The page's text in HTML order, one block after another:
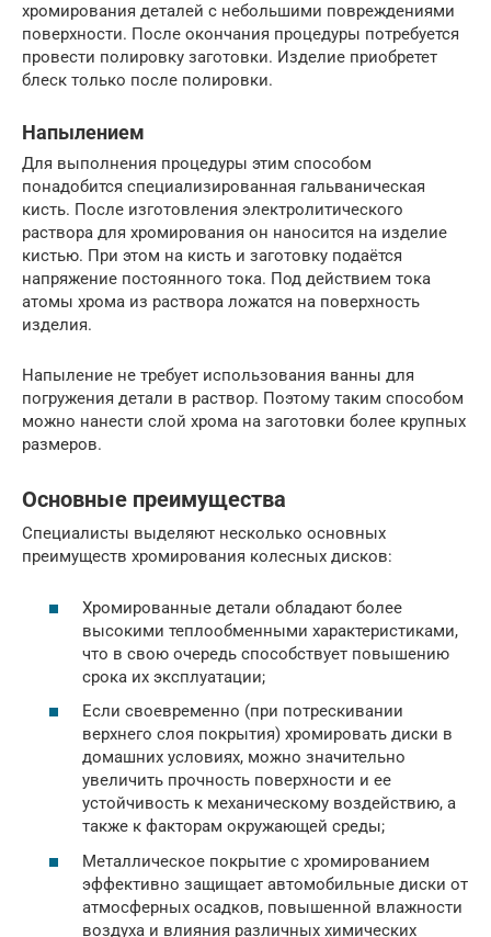
хромирования деталей с небольшими повреждениями
поверхности. После окончания процедуры потребуется
провести полировку заготовки. Изделие приобретет
блеск только после полировки.
Напылением
Для выполнения процедуры этим способом
понадобится специализированная гальваническая
кисть. После изготовления электролитического
раствора для хромирования он наносится на изделие
кистью. При этом на кисть и заготовку подаётся
напряжение постоянного тока. Под действием тока
атомы хрома из раствора ложатся на поверхность
изделия.
Напыление не требует использования ванны для
погружения детали в раствор. Поэтому таким способом
можно нанести слой хрома на заготовки более крупных
размеров.
Основные преимущества
Специалисты выделяют несколько основных
преимуществ хромирования колесных дисков:
Хромированные детали обладают более
высокими теплообменными характеристиками,
что в свою очередь способствует повышению
срока их эксплуатации;
Если своевременно (при потрескивании
верхнего слоя покрытия) хромировать диски в
домашних условиях, можно значительно
увеличить прочность поверхности и ее
устойчивость к механическому воздействию, а
также к факторам окружающей среды;
Металлическое покрытие с хромированием
эффективно защищает автомобильные диски от
атмосферных осадков, повышенной влажности
воздуха и влияния различных химических